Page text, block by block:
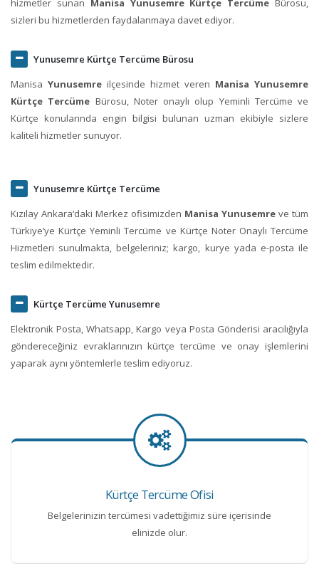
hizmetler sunan Manisa Yunusemre Kürtçe Tercüme Bürosu,
sizleri bu hizmetlerden faydalanmaya davet ediyor.
Yunusemre Kürtçe Tercüme Bürosu
Manisa Yunusemre ilçesinde hizmet veren Manisa Yunusemre
Kürtçe Tercüme Bürosu, Noter onaylı olup Yeminli Tercüme ve
Kürtçe konularında engin bilgisi bulunan uzman ekibiyle sizlere
kaliteli hizmetler sunuyor.
Yunusemre Kürtçe Tercüme
Kızılay Ankara‘daki Merkez ofisimizden Manisa Yunusemre ve tüm
Türkiye’ye Kürtçe Yeminli Tercüme ve Kürtçe Noter Onaylı Tercüme
Hizmetleri sunulmakta, belgeleriniz; kargo, kurye yada e-posta ile
teslim edilmektedir.
Kürtçe Tercüme Yunusemre
Elektronik Posta, Whatsapp, Kargo veya Posta Gönderisi aracılığıyla
göndereceğiniz evraklarınızın kürtçe tercüme ve onay işlemlerini
yaparak aynı yöntemlerle teslim ediyoruz.
Kürtçe Tercüme Ofisi
Belgelerinizin tercümesi vadettiğimiz süre içerisinde
elinizde olur.